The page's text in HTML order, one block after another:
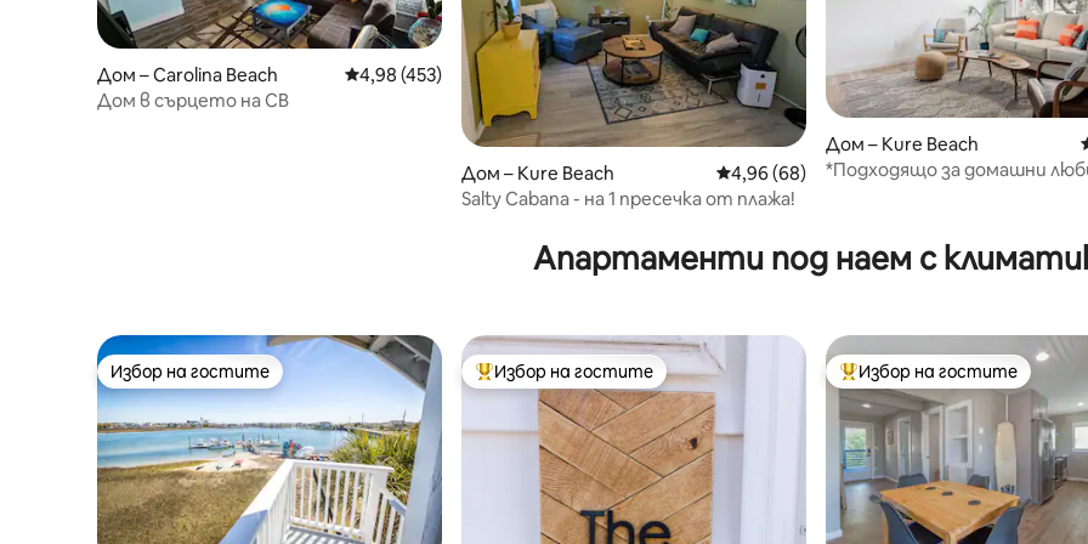
Дом – Carolina Beach Средна оценка: 4,98 от 5, 453 отзива
4,98 (453)
Дом в сърцето на CB
Дом – Kure Beach Средна оценка: 4,96 от 5, 68 отзива
4,96 (68)
Salty Cabana - на 1 пресечка от плажа!
Дом – Kure Beach
*Подходящо за домашни
Апартаменти под наем с
Избор на гостите
Избор на гостите Най-популярен избор на гостите
Избор на гостите Най-популярен избор на
Избор на гостите